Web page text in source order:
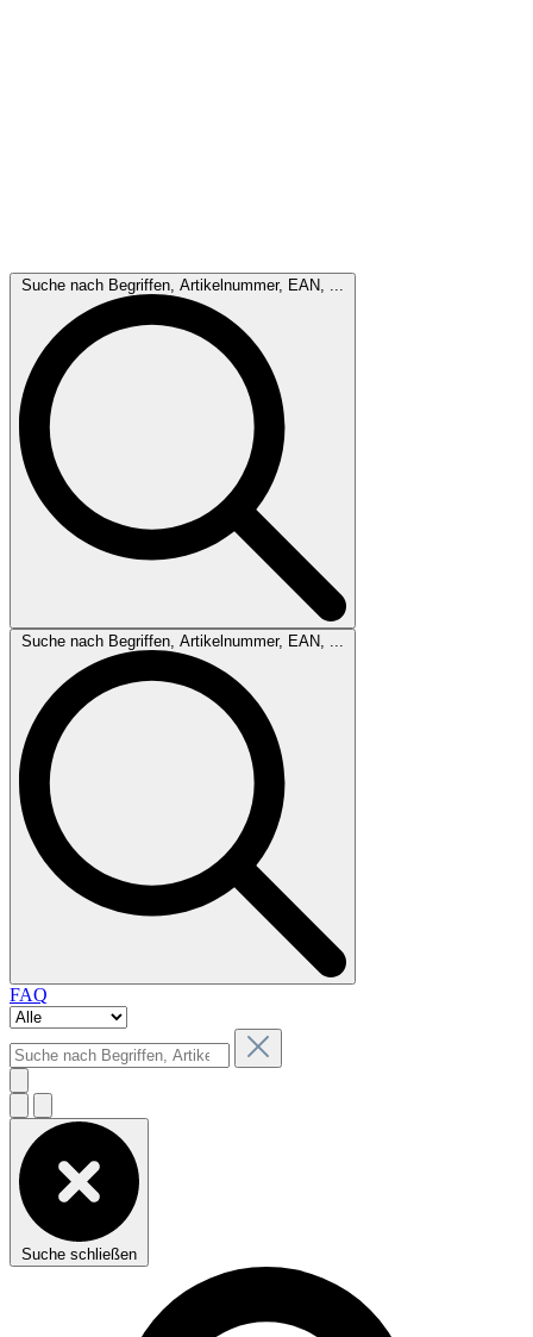
Suche nach Begriffen, Artikelnummer, EAN, ...
Suche nach Begriffen, Artikelnummer, EAN, ...
FAQ
Suche schließen